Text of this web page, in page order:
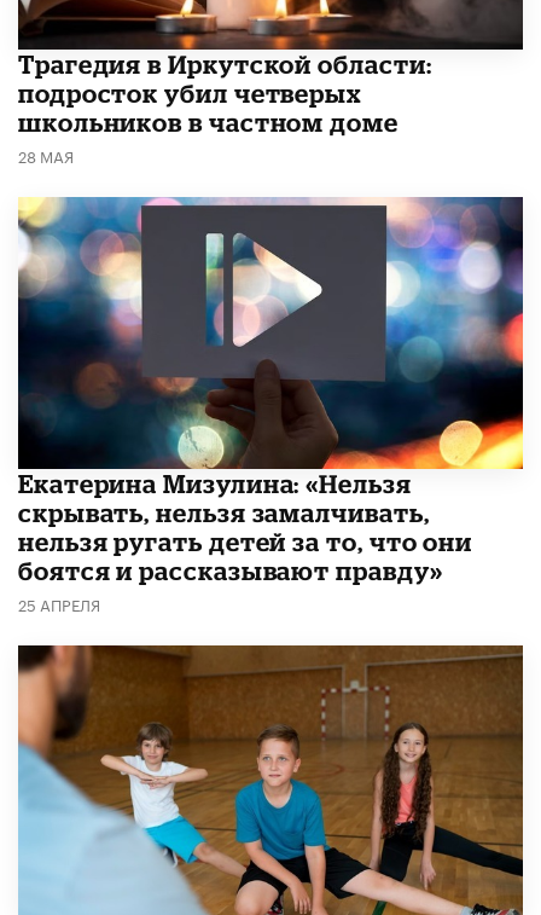
Трагедия в Иркутской области:
подросток убил четверых
школьников в частном доме
28 МАЯ
Екатерина Мизулина: «Нельзя
скрывать, нельзя замалчивать,
нельзя ругать детей за то, что они
боятся и рассказывают правду»
25 АПРЕЛЯ